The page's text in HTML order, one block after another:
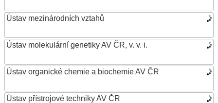
Ústav mezinárodních vztahů
Ústav molekulární genetiky AV ČR, v. v. i.
Ústav organické chemie a biochemie AV ČR
Ústav přístrojové techniky AV ČR